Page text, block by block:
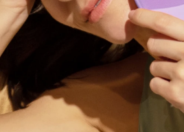
FAQ™ Pure Beauty-Tech Elixir
issa™ Teeth Whitening Set
English Deutsch
Français
Italiano
Svenska
Türkçe
简体中文